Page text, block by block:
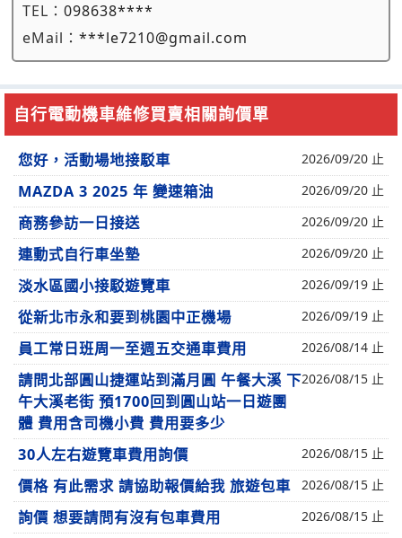
TEL： 098638****
eMail： ***le7210@gmail.com
自行電動機車維修買賣相關詢價單
您好，活動場地接駁車 2026/09/20 止
MAZDA 3 2025 年 變速箱油 2026/09/20 止
商務參訪一日接送 2026/09/20 止
連動式自行車坐墊 2026/09/20 止
淡水區國小接駁遊覽車 2026/09/19 止
從新北市永和要到桃園中正機場 2026/09/19 止
員工常日班周一至週五交通車費用 2026/08/14 止
請問北部圓山捷運站到滿月圓 午餐大溪 下
午大溪老街 預1700回到圓山站一日遊團
體 費用含司機小費 費用要多少
2026/08/15 止
30人左右遊覽車費用詢價 2026/08/15 止
價格 有此需求 請協助報價給我 旅遊包車 2026/08/15 止
詢價 想要請問有沒有包車費用 2026/08/15 止